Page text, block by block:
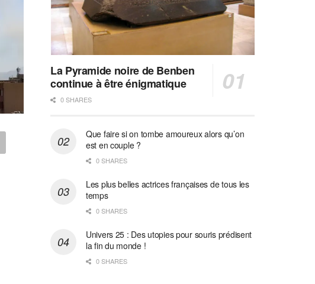
La Pyramide noire de Benben
continue à être énigmatique
0 SHARES
Que faire si on tombe amoureux alors qu’on
est en couple ?
0 SHARES
Les plus belles actrices françaises de tous les
temps
0 SHARES
Univers 25 : Des utopies pour souris prédisent
la fin du monde !
0 SHARES